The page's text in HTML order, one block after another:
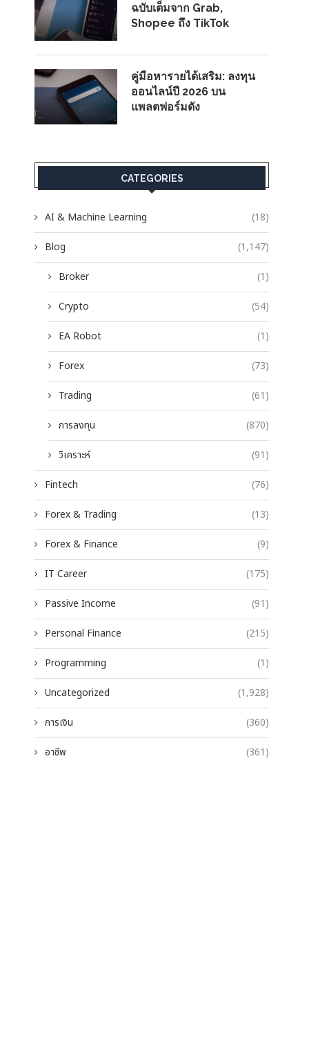
ฉบับเต็มจาก Grab,
Shopee ถึง TikTok
คู่มือหารายได้เสริม: ลงทุน
ออนไลน์ปี 2026 บน
แพลตฟอร์มดัง
CATEGORIES
AI & Machine Learning (18)
Blog (1,147)
Broker (1)
Crypto (54)
EA Robot (1)
Forex (73)
Trading (61)
การลงทุน (870)
วิเคราะห์ (91)
Fintech (76)
Forex & Trading (13)
Forex & Finance (9)
IT Career (175)
Passive Income (91)
Personal Finance (215)
Programming (1)
Uncategorized (1,928)
การเงิน (360)
อาชีพ (361)